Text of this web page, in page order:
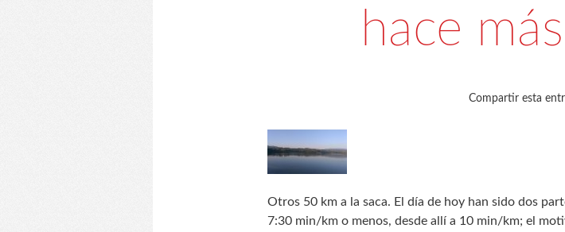
hace
Compartir esta
Otros 50 km a la saca. El día de hoy han sido dos
7:30 min/km o menos, desde allí a 10 min/km; el